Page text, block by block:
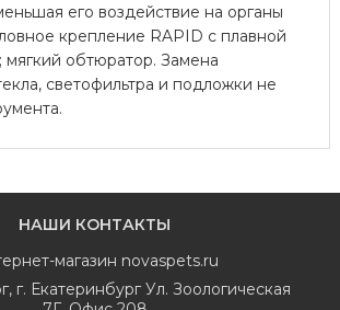
его воздействие на органы
крепление RAPID с плавной
мягкий обтюратор. Замена
светофильтра и подложки не
НАШИ КОНТАКТЫ
магазин novaspets.ru
, г. Екатеринбург Ул. Зоологическая